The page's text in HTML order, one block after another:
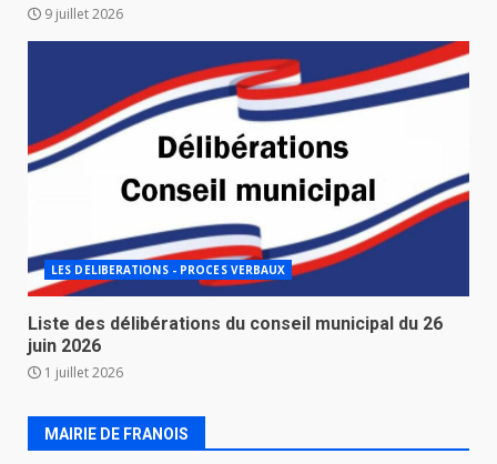
9 juillet 2026
LES DELIBERATIONS - PROCES VERBAUX
Liste des délibérations du conseil municipal du 26
juin 2026
1 juillet 2026
MAIRIE DE FRANOIS